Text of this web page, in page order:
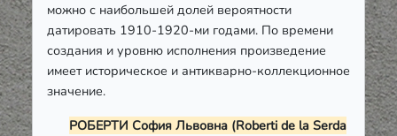
можно с наибольшей долей вероятности
датировать 1910-1920-ми годами. По времени
создания и уровню исполнения произведение
имеет историческое и антикварно-коллекционное
значение.
РОБЕРТИ София Львовна (Roberti de la Serda